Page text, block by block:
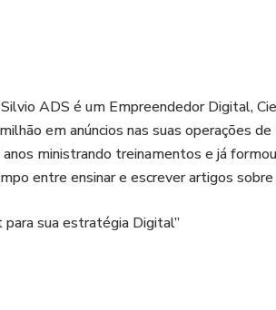
ADS é um Empreendedor Digital,
em anúncios nas suas operações
ministrando treinamentos e já
entre ensinar e escrever artigos
sua estratégia Digital”